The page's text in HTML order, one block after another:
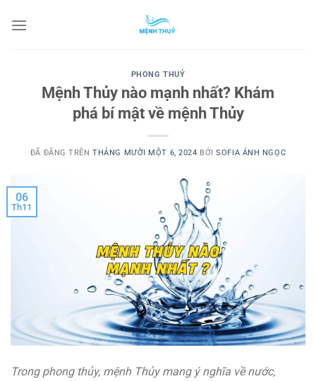
đến
PHONG THUỶ
Mệnh Thủy nào mạnh nhất? Khám
phá bí mật về mệnh Thủy
ĐÃ ĐĂNG TRÊNTHÁNG MƯỜI MỘT 6, 2024 BỞISOFIA ÁNH NGỌC
06
Th11
Trong phong thủy, mệnh Thủy mang ý nghĩa về nước,